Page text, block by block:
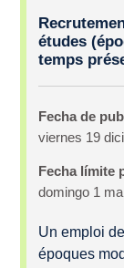
Oferta
de
empleo
études
temps
Fecha de
viernes 19
Fecha límite
domingo 1
Un emploi
époques